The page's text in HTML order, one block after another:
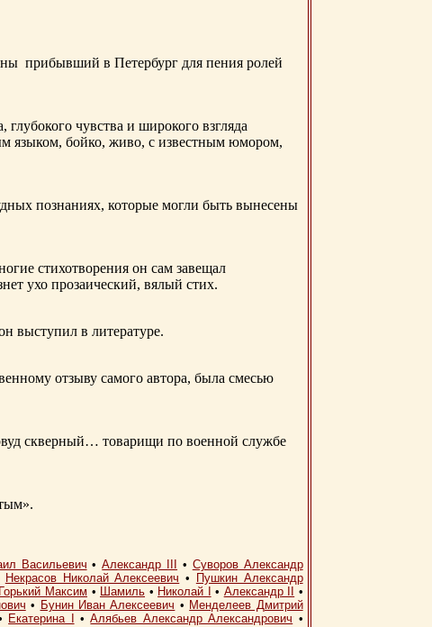
прибывший в Петербург для пения ролей
чувства и широкого взгляда
языком, бойко, живо, с известным юмором,
познаниях, которые могли быть вынесены
стихотворения он сам завещал
ухо прозаический, вялый стих.
выступил в литературе.
отзыву самого автора, была смесью
скверный… товарищи по военной службе
Васильевич •Александр III • Суворов Александр
Некрасов Николай Алексеевич •
Пушкин Александр
Горький Максим • Шамиль • Николай I • Александр II
•
• Бунин Иван Алексеевич • Менделеев Дмитрий
Екатерина I •Алябьев Александр Александрович •